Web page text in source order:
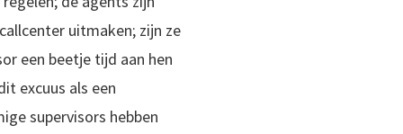
uitmaken; zijn ze
een beetje tijd aan hen
excuus als een
supervisors hebben